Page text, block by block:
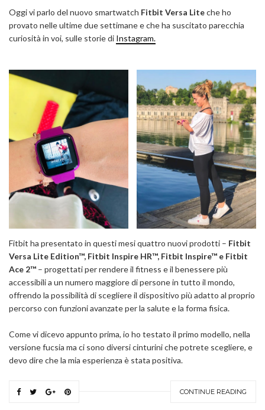
Oggi vi parlo del nuovo smartwatch Fitbit Versa Liteche ho
provato nelle ultime due settimane e che ha suscitato parecchia
curiosità in voi, sulle storie di Instagram.
Fitbit ha presentato in questi mesi quattro nuovi prodotti – Fitbit
Versa Lite Edition™, Fitbit Inspire HR™, Fitbit Inspire™ e Fitbit
Ace 2™ – progettati per rendere il fitness e il benessere più
accessibili a un numero maggiore di persone in tutto il mondo,
offrendo la possibilità di scegliere il dispositivo più adatto al proprio
percorso con funzioni avanzate per la salute e la forma fisica.
Come vi dicevo appunto prima, io ho testato il primo modello, nella
versione fucsia ma ci sono diversi cinturini che potrete scegliere, e
devo dire che la mia esperienza è stata positiva.
CONTINUE READING